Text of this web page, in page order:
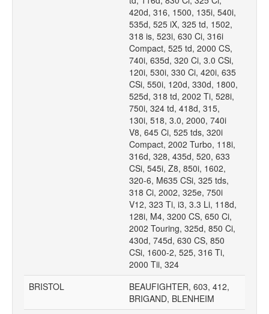
420d, 316, 1500, 135i, 540i,
535d, 525 iX, 325 td, 1502,
318 is, 523i, 630 Ci, 316i
Compact, 525 td, 2000 CS,
740i, 635d, 320 Ci, 3.0 CSi,
120i, 530i, 330 Ci, 420i, 635
CSi, 550i, 120d, 330d, 1800,
525d, 318 td, 2002 Ti, 528i,
750i, 324 td, 418d, 315,
130i, 518, 3.0, 2000, 740i
V8, 645 Ci, 525 tds, 320i
Compact, 2002 Turbo, 118i,
316d, 328, 435d, 520, 633
CSi, 545i, Z8, 850i, 1602,
320-6, M635 CSi, 325 tds,
318 Ci, 2002, 325e, 750i
V12, 323 Ti, i3, 3.3 Li, 118d,
128i, M4, 3200 CS, 650 Ci,
2002 Touring, 325d, 850 Ci,
430d, 745d, 630 CS, 850
CSi, 1600-2, 525, 316 Ti,
2000 Tii, 324
BRISTOL
BEAUFIGHTER, 603, 412,
BRIGAND, BLENHEIM